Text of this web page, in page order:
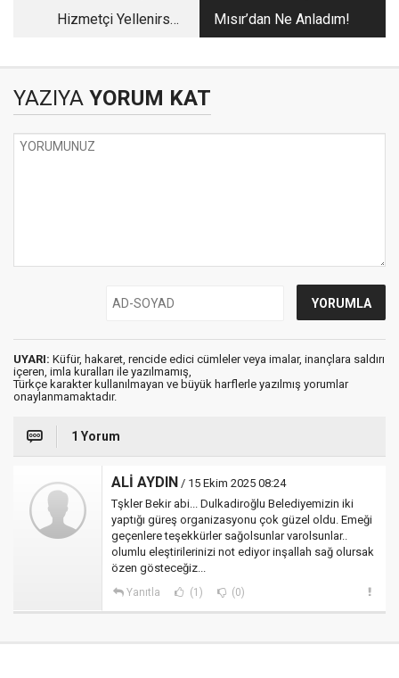
Hizmetçi Yellenirse
Mısır’dan Ne Anladım!
YAZIYA YORUM KAT
UYARI: Küfür, hakaret, rencide edici cümleler veya imalar, inançlara saldırı
içeren, imla kuralları ile yazılmamış,
Türkçe karakter kullanılmayan ve büyük harflerle yazılmış yorumlar
onaylanmamaktadır.
1 Yorum
ALİ AYDIN / 15 Ekim 2025 08:24
Tşkler Bekir abi... Dulkadiroğlu Belediyemizin iki
yaptığı güreş organizasyonu çok güzel oldu. Emeği
geçenlere teşekkürler sağolsunlar varolsunlar..
olumlu eleştirilerinizi not ediyor inşallah sağ olursak
özen gösteceğiz...
Yanıtla (1) (0)